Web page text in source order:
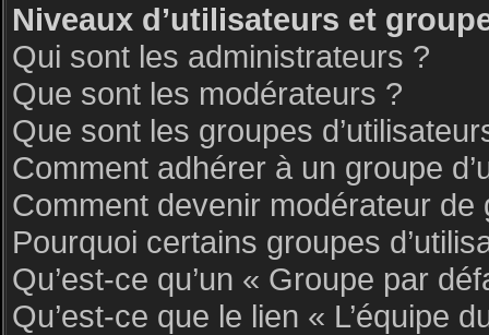
Niveaux d’utilisateurs et
Qui sont les administrateurs ?
Que sont les modérateurs ?
Que sont les groupes
Comment adhérer à un groupe
Comment devenir modérateur de
Pourquoi certains groupes
Qu’est-ce qu’un « Groupe par
Qu’est-ce que le lien « L’équipe